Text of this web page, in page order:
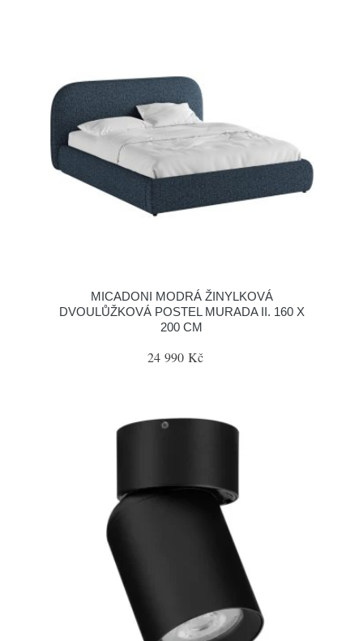
MICADONI MODRÁ ŽINYLKOVÁ
DVOULŮŽKOVÁ POSTEL MURADA II. 160 X
200 CM
24 990 Kč